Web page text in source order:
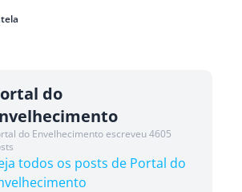
do
do Envelhecimento escreveu 4605
todos os posts de Portal do